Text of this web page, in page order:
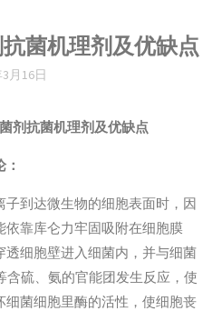
菌机理剂及优缺点
月16日
抗菌机理剂及优缺点
到达微生物的细胞表面时，因
靠库仑力牢固吸附在细胞膜
细胞壁进入细菌内，并与细菌
含硫、氨的官能团发生反应，使
菌细胞里酶的活性，使细胞丧